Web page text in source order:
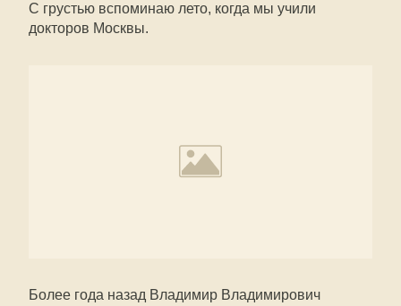
С грустью вспоминаю лето, когда мы учили
докторов Москвы.
Более года назад Владимир Владимирович